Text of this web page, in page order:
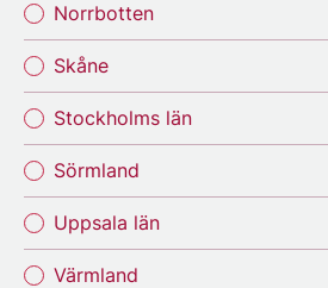
Norrbotten
Skåne
Stockholms län
Sörmland
Uppsala län
Värmland